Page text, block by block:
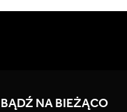
BĄDŹ NA BIEŻĄCO